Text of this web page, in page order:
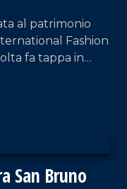
al patrimonio
Fashion
fa tappa in
San Bruno